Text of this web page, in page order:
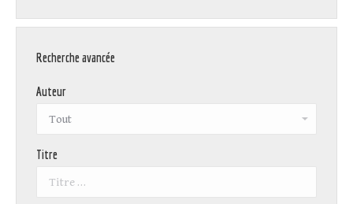
Recherche avancée
Auteur
Titre